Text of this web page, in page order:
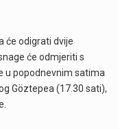
će odigrati dvije
će odmjeriti s
u popodnevnim satima
Göztepea (17.30 sati),